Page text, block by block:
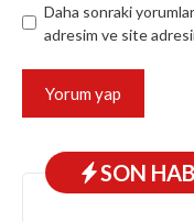
Daha sonraki
adresim ve site
SON